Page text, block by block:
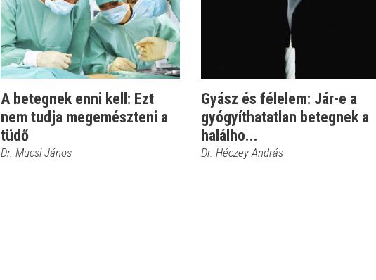
A betegnek enni kell: Ezt
nem tudja megemészteni a
tüdő
Dr. Mucsi János
Gyász és félelem: Jár-e a
gyógyíthatatlan betegnek a
halálho...
Dr. Héczey András